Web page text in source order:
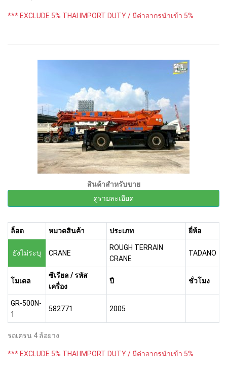
*** EXCLUDE 5% THAI IMPORT DUTY / มีค่าอากรนำเข้า 5%
สินค้าสำหรับขาย
ดูรายละเอียด
ล็อต หมวดสินค้า ประเภท ยี่ห้อ
ยังไม่ระบุ CRANE
ROUGH TERRAIN
CRANE
TADANO
โมเดล
ซีเรียล / รหัส
เครื่อง
ปี ชั่วโมง
GR-500N-
1
582771 2005
รถเครน 4 ล้อยาง
*** EXCLUDE 5% THAI IMPORT DUTY / มีค่าอากรนำเข้า 5%